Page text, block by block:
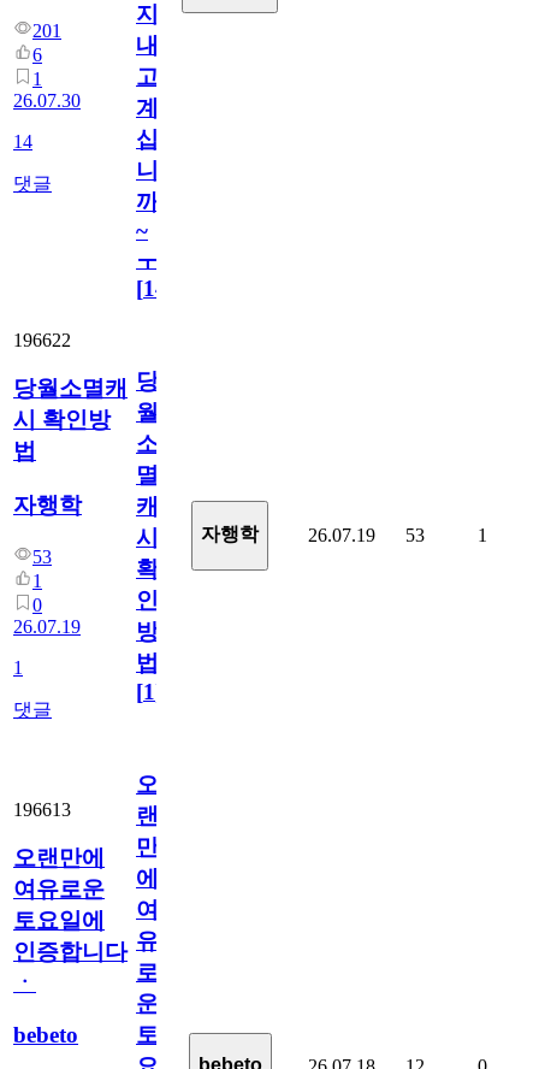
201
6
1
26.07.30
14
댓글
지
내
고
계
십
니
까
~
ㅜ
[14
196622
당월소멸캐
시 확인방
법
자행학
53
1
0
26.07.19
1
댓글
당
월
소
멸
캐
시
확
인
방
법
[1]
자행학 26.07.19 53 1
196613
오랜만에
여유로운
토요일에
인증합니다
ㆍ
bebeto
오
랜
만
에
여
유
로
운
토
bebeto